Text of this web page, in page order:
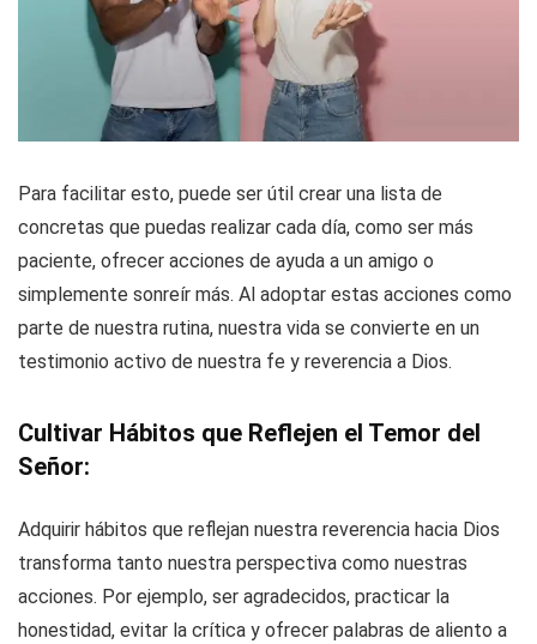
Para facilitar esto, puede ser útil crear una lista de
concretas que puedas realizar cada día, como ser más
paciente, ofrecer acciones de ayuda a un amigo o
simplemente sonreír más. Al adoptar estas acciones como
parte de nuestra rutina, nuestra vida se convierte en un
testimonio activo de nuestra fe y reverencia a Dios.
Cultivar Hábitos que Reflejen el Temor del
Señor:
Adquirir hábitos que reflejan nuestra reverencia hacia Dios
transforma tanto nuestra perspectiva como nuestras
acciones. Por ejemplo, ser agradecidos, practicar la
honestidad, evitar la crítica y ofrecer palabras de aliento a